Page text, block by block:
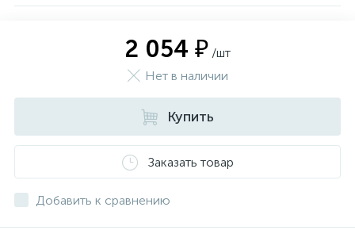
2 054 ₽ /шт
Нет в наличии
Купить
Заказать товар
Добавить к сравнению